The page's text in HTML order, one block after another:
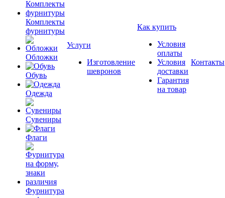
Комплекты
фурнитуры
Обложки
Обувь
Одежда
Сувениры
Флаги
Фурнитура
Услуги
Изготовление
шевронов
Как купить
Условия
оплаты
Условия
доставки
Гарантия
на товар
Контакты